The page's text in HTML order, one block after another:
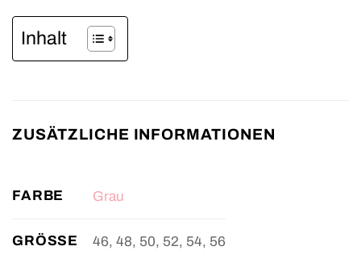
Inhalt
ZUSÄTZLICHE INFORMATIONEN
FARBE Grau
GRÖSSE 46, 48, 50, 52, 54, 56